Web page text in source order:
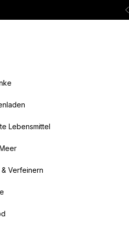
Lebensmittel
Verfeinern